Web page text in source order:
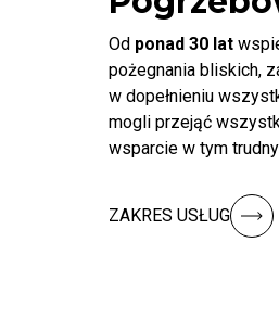
Od ponad 30 lat
pożegnania bliskich,
w dopełnieniu
mogli przejąć
wsparcie w tym
ZAKRES USŁUG